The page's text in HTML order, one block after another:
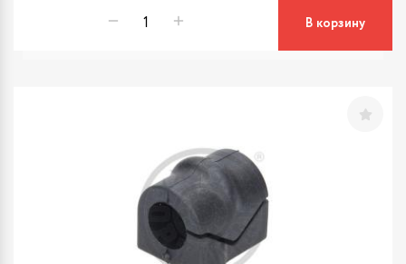
В корзину